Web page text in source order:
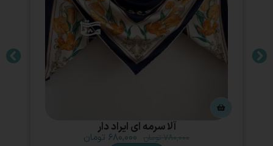
آلا سرمه ای ایراد دار
۷۸۰,۰۰۰ تومان ۶۸۰,۰۰۰ تومان